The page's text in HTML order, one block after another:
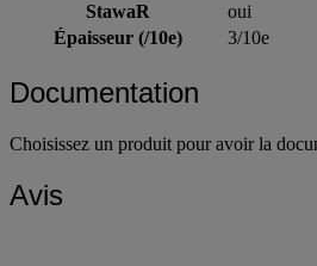
StawaR
oui
Épaisseur (/10e)
3/10e
Documentation
Choisissez un produit pour avoir la
Avis